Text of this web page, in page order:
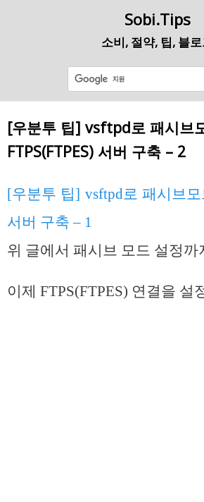
Sobi.Tips
소비, 절약, 팁, 블
[우분투 팁] vsftpd로 패시브
FTPS(FTPES) 서버 구축 – 2
[우분투 팁] vsftpd로 패시브모
서버 구축 – 1
위 글에서 패시브 모드 설정까
이제 FTPS(FTPES) 연결을 설